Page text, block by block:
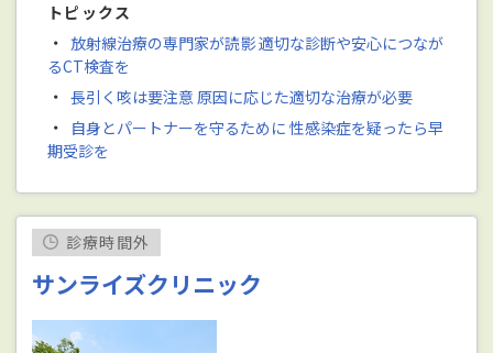
トピックス
・ 放射線治療の専門家が読影 適切な診断や安心につなが
るCT検査を
・ 長引く咳は要注意 原因に応じた適切な治療が必要
・
自身とパートナーを守るために 性感染症を疑ったら早
期受診を
診療時間外
サンライズクリニック